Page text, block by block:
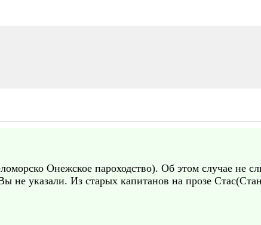
Онежское пароходство). Об этом случае не
не указали. Из старых капитанов на прозе